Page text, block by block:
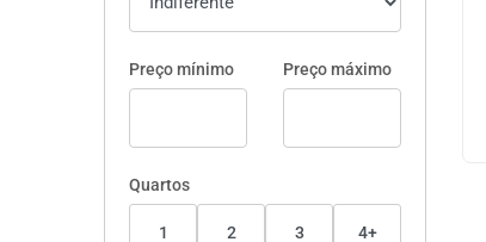
Preço mínimo Preço máximo
Quartos
1 2 3 4+